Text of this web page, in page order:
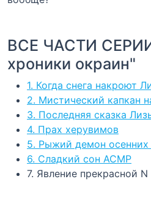
ВСЕ ЧАСТИ
хроники окраин"
1. Когда снега накроют
2. Мистический капкан
3. Последняя сказка
4. Прах херувимов
5. Рыжий демон осенних
6. Сладкий сон АСМР
7. Явление прекрасной N